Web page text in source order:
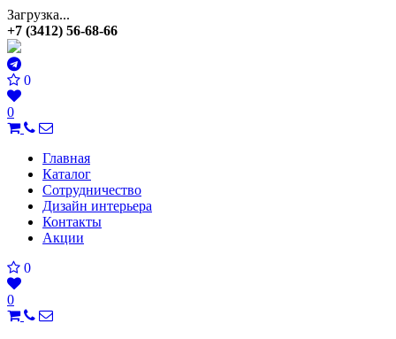
Загрузка...
+7 (3412) 56-68-66
0
0
Главная
Каталог
Сотрудничество
Дизайн интерьера
Контакты
Акции
0
0